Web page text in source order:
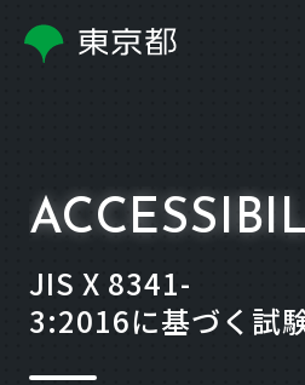
JIS X 8341-
3:2016に基づく試